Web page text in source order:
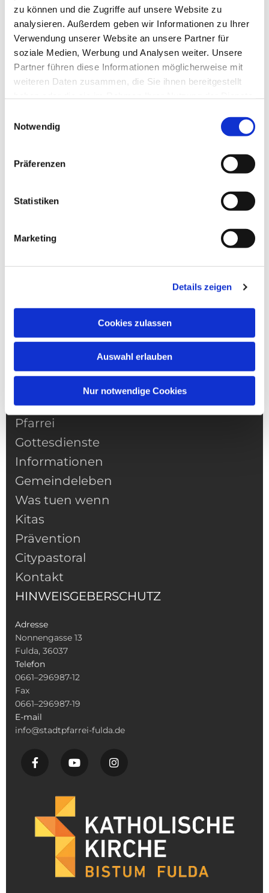
zu können und die Zugriffe auf unsere Website zu
analysieren. Außerdem geben wir Informationen zu Ihrer
Verwendung unserer Website an unsere Partner für
soziale Medien, Werbung und Analysen weiter. Unsere
Partner führen diese Informationen möglicherweise mit
weiteren Daten zusammen, die Sie ihnen bereitgestellt
Notwendig
Präferenzen
Statistiken
Marketing
Details zeigen
Cookies zulassen
Auswahl erlauben
Nur notwendige Cookies
Dies könnte Sie auch
interessieren
NAVIGATION
Pfarrei
Gottesdienste
Informationen
Gemeindeleben
Was tuen wenn
Kitas
Prävention
Citypastoral
Kontakt
HINWEISGEBERSCHUTZ
Adresse
Nonnengasse 13
Fulda, 36037
Telefon
0661–296987-12
Fax
0661–296987-19
E-mail
info@stadtpfarrei-fulda.de